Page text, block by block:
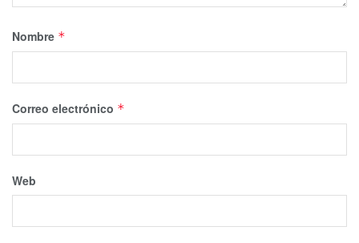
Nombre *
Correo electrónico *
Web